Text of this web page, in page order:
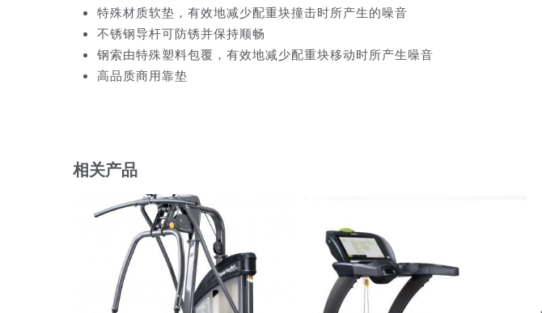
特殊材质软垫，有效地减少配重块撞击时所产生的噪音
不锈钢导杆可防锈并保持顺畅
钢索由特殊塑料包覆，有效地减少配重块移动时所产生噪音
高品质商用靠垫
相关产品